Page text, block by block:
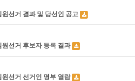
선거 결과 및 당선인 공고
선거 후보자 등록 결과
선거 선거인 명부 열람